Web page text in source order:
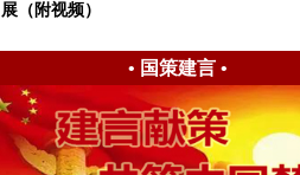
展（附视频）
• 国策建言•